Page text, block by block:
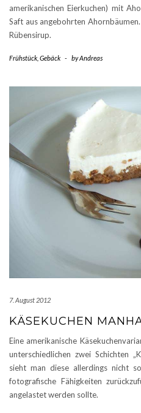
amerikanischen Eierkuchen) mit
Saft aus angebohrten
Rübensirup.
Frühstück Gebäck - byAndreas
7. August 2012
KÄSEKUCHEN
Eine amerikanische
unterschiedlichen zwei Schichten
sieht man diese allerdings nicht
fotografische Fähigkeiten
angelastet werden sollte.